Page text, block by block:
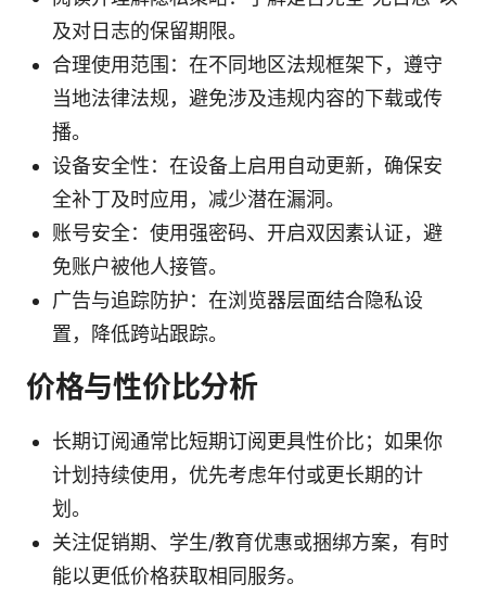
及对日志的保留期限。
合理使用范围：在不同地区法规框架下，遵守
当地法律法规，避免涉及违规内容的下载或传
播。
设备安全性：在设备上启用自动更新，确保安
全补丁及时应用，减少潜在漏洞。
账号安全：使用强密码、开启双因素认证，避
免账户被他人接管。
广告与追踪防护：在浏览器层面结合隐私设
置，降低跨站跟踪。
价格与性价比分析
长期订阅通常比短期订阅更具性价比；如果你
计划持续使用，优先考虑年付或更长期的计
划。
关注促销期、学生/教育优惠或捆绑方案，有时
能以更低价格获取相同服务。